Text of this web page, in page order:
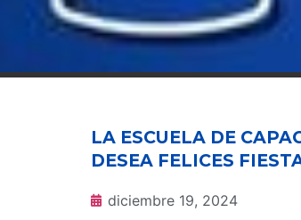
LA ESCUELA DE
DESEA FELICES
diciembre 19, 2024